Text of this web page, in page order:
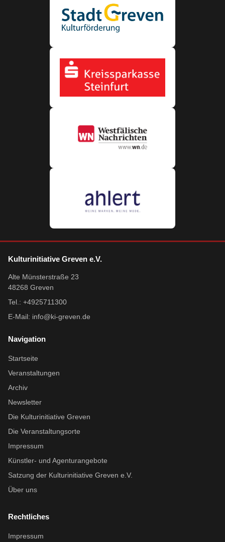
Kulturinitiative Greven e.V.
Alte Münsterstraße 23
48268 Greven
Tel.: +4925711300
E-Mail: info@ki-greven.de
Navigation
Startseite
Veranstaltungen
Archiv
Newsletter
Die Kulturinitiative Greven
Die Veranstaltungsorte
Impressum
Künstler- und Agenturangebote
Satzung der Kulturinitiative Greven e.V.
Über uns
Rechtliches
Impressum